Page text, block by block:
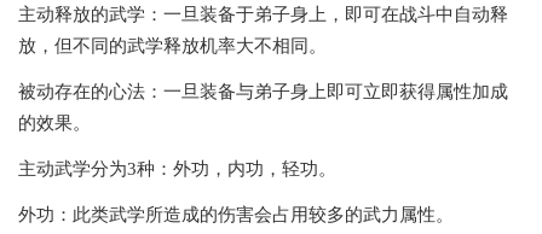
主动释放的武学：一旦装备于弟子身上，即可在战斗中自动释
放，但不同的武学释放机率大不相同。
被动存在的心法：一旦装备与弟子身上即可立即获得属性加成
的效果。
主动武学分为3种：外功，内功，轻功。
外功：此类武学所造成的伤害会占用较多的武力属性。